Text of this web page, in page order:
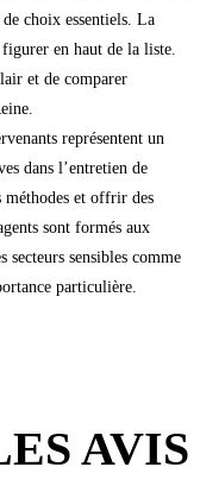
choix essentiels. La
en haut de la liste.
et de comparer
représentent un
dans l’entretien de
méthodes et offrir des
sont formés aux
secteurs sensibles comme
particulière.
AVIS